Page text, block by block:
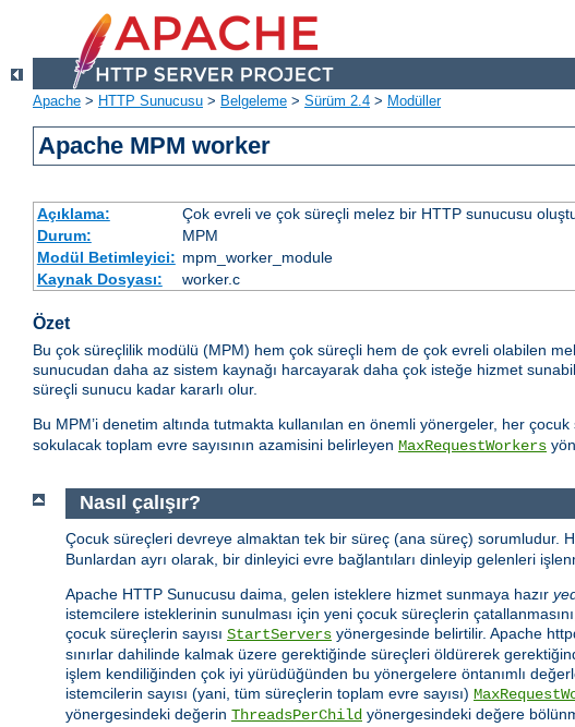
Apache > HTTP Sunucusu > Belgeleme > Sürüm 2.4 > Modüller
Apache MPM worker
Açıklama:
Çok evreli ve çok süreçli melez bir HTTP sunucusu
Durum:
MPM
Modül Betimleyici: mpm_worker_module
Kaynak Dosyası:
worker.c
Özet
Bu çok süreçlilik modülü (MPM) hem çok süreçli hem de çok evreli olabilen
sunucudan daha az sistem kaynağı harcayarak daha çok isteğe hizmet
süreçli sunucu kadar kararlı olur.
Bu MPM’i denetim altında tutmakta kullanılan en önemli yönergeler, her çocuk
sokulacak toplam evre sayısının azamisini belirleyen MaxRequestWorkers
Nasıl çalışır?
Çocuk süreçleri devreye almaktan tek bir süreç (ana süreç) sorumludur.
Bunlardan ayrı olarak, bir dinleyici evre bağlantıları dinleyip gelenleri
Apache HTTP Sunucusu daima, gelen isteklere hizmet sunmaya hazır
istemcilere isteklerinin sunulması için yeni çocuk süreçlerin
çocuk süreçlerin sayısı StartServers yönergesinde belirtilir. Apache
sınırlar dahilinde kalmak üzere gerektiğinde süreçleri öldürerek
işlem kendiliğinden çok iyi yürüdüğünden bu yönergelere öntanımlı
istemcilerin sayısı (yani, tüm süreçlerin toplam evre sayısı)
yönergesindeki değerin ThreadsPerChild yönergesindeki değere